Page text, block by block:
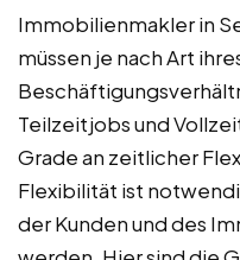
Immobilienmakler in
müssen je nach Art
Teilzeitjobs und
Grade an zeitlicher
Flexibilität ist
der Kunden und des